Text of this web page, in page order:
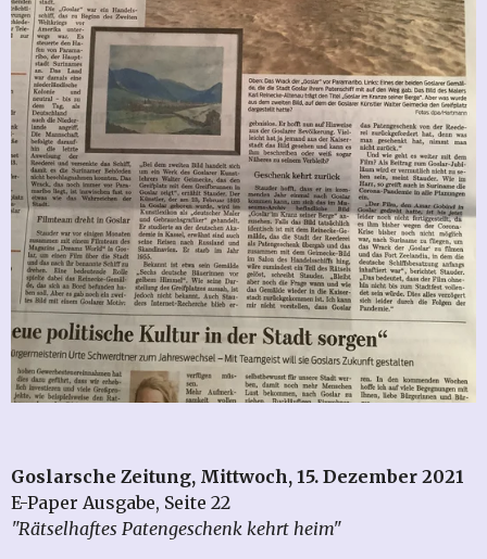
Goslarsche Zeitung, Mittwoch, 15. Dezember 2021
E-Paper Ausgabe, Seite 22
"Rätselhaftes Patengeschenk kehrt heim"